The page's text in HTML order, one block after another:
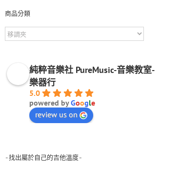
商品分類
純粹音樂社 PureMusic-音樂教室-
樂器行
5.0
powered byGoogle
review us on
-找出屬於自己的吉他溫度-